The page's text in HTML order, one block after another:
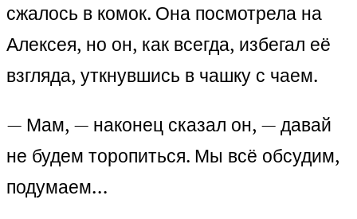
сжалось в комок. Она посмотрела на
Алексея, но он, как всегда, избегал её
взгляда, уткнувшись в чашку с чаем.
— Мам, — наконец сказал он, — давай
не будем торопиться. Мы всё обсудим,
подумаем…